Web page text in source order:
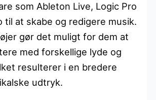
som Ableton Live, Logic Pro
til at skabe og redigere musik.
gør det muligt for dem at
med forskellige lyde og
resulterer i en bredere
udtryk.